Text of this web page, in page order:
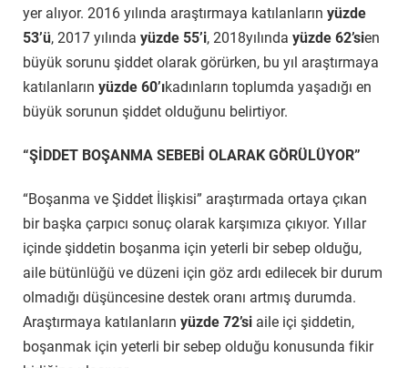
yer alıyor. 2016 yılında araştırmaya katılanların yüzde
53’ü, 2017 yılında yüzde 55’i, 2018yılında yüzde 62’sien
büyük sorunu şiddet olarak görürken, bu yıl araştırmaya
katılanların yüzde 60’ıkadınların toplumda yaşadığı en
büyük sorunun şiddet olduğunu belirtiyor.
“ŞİDDET BOŞANMA SEBEBİ OLARAK GÖRÜLÜYOR”
“Boşanma ve Şiddet İlişkisi” araştırmada ortaya çıkan
bir başka çarpıcı sonuç olarak karşımıza çıkıyor. Yıllar
içinde şiddetin boşanma için yeterli bir sebep olduğu,
aile bütünlüğü ve düzeni için göz ardı edilecek bir durum
olmadığı düşüncesine destek oranı artmış durumda.
Araştırmaya katılanların yüzde 72’si aile içi şiddetin,
boşanmak için yeterli bir sebep olduğu konusunda fikir